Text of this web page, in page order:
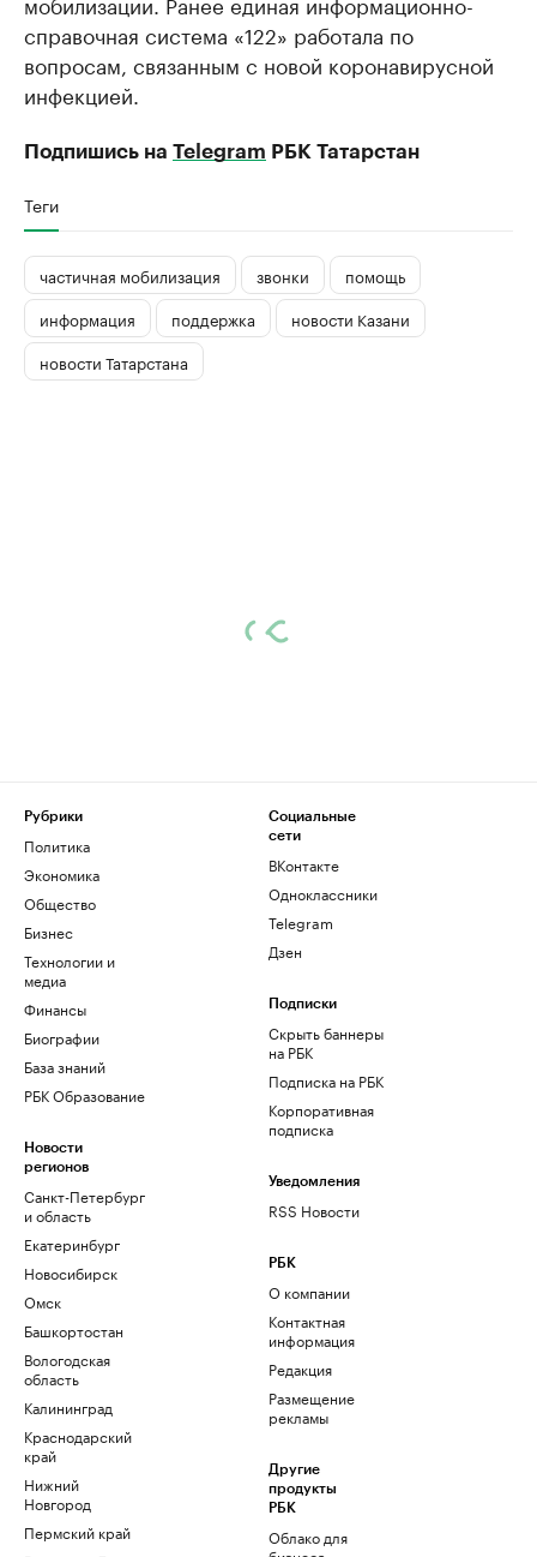
справочная система «122» работала по
вопросам, связанным с новой коронавирусной
инфекцией.
Подпишись на Telegram РБК Татарстан
Теги
частичная мобилизация звонки
помощь
информация
поддержка
новости Казани
новости Татарстана
Рубрики
Политика
Экономика
Общество
Бизнес
Технологии и
медиа
Финансы
Биографии
База знаний
РБК Образование
Новости
регионов
Санкт-Петербург
и область
Екатеринбург
Новосибирск
Омск
Башкортостан
Вологодская
область
Калининград
Краснодарский
край
Нижний
Новгород
Пермский край
Социальные
сети
ВКонтакте
Одноклассники
Telegram
Дзен
Подписки
Скрыть баннеры
на РБК
Подписка на РБК
Корпоративная
подписка
Уведомления
RSS Новости
РБК
О компании
Контактная
информация
Редакция
Размещение
рекламы
Другие
продукты
РБК
Облако для